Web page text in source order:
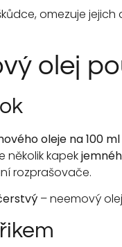
omezuje
olej
oleje na 100
několik kapek
rozprašovače.
– neemový